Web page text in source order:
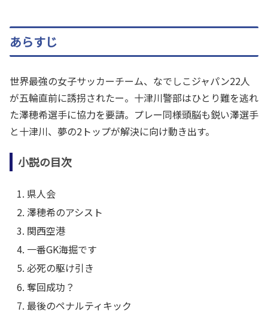
あらすじ
世界最強の女子サッカーチーム、なでしこジャパン22人
が五輪直前に誘拐されたー。十津川警部はひとり難を逃れ
た澤穂希選手に協力を要請。プレー同様頭脳も鋭い澤選手
と十津川、夢の2トップが解決に向け動き出す。
小説の目次
県人会
澤穂希のアシスト
関西空港
一番GK海掘です
必死の駆け引き
奪回成功？
最後のペナルティキック